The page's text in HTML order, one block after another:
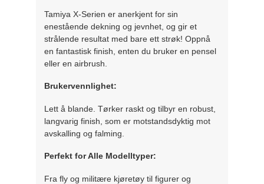
Tamiya X-Serien er anerkjent for sin
enestående dekning og jevnhet, og gir et
strålende resultat med bare ett strøk! Oppnå
en fantastisk finish, enten du bruker en pensel
eller en airbrush.
Brukervennlighet:
Lett å blande. Tørker raskt og tilbyr en robust,
langvarig finish, som er motstandsdyktig mot
avskalling og falming.
Perfekt for Alle Modelltyper:
Fra fly og militære kjøretøy til figurer og